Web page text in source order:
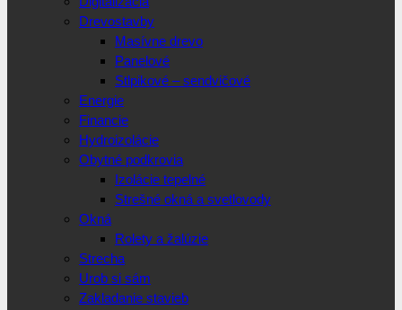
Drevostavby
Masívne drevo
Panelové
Stlpikové – sendvičové
Energie
Financie
Hydroizolácie
Obytné podkrovia
Izolácie tepelné
Strešné okná a svetlovody
Okná
Rolety a žalúzie
Strecha
Urob si sám
Zakladanie stavieb